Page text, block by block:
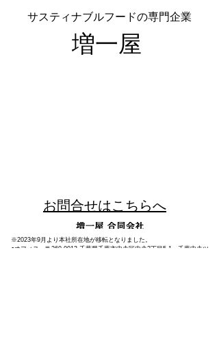
​サスティナブルフードの専門企業
増一屋
お問合せはこちらへ
※2023年9月より本社所在地が移転となりました。
●オフィス 〒260-0013 千葉県千葉市中央区中央2丁目5-1 千葉中央ツ